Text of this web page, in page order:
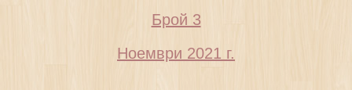
Брой 3
Ноември 2021 г.